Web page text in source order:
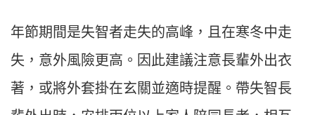
年節期間是失智者走失的高峰，且在寒冬中走
失，意外風險更高。因此建議注意長輩外出衣
著，或將外套掛在玄關並適時提醒。帶失智長